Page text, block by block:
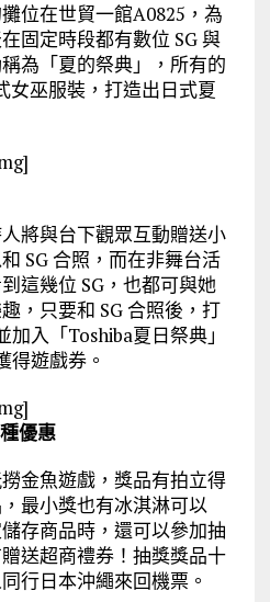
位在世貿一館A0825，為
固定時段都有數位 SG 與
為「夏的祭典」，所有的
女巫服裝，打造出日式夏
將與台下觀眾互動贈送小
SG 合照，而在非舞台活
這幾位 SG，也都可與她
，只要和 SG 合照後，打
入「Toshiba夏日祭典」
得遊戲券。
優惠
金魚遊戲，獎品有拍立得
最小獎也有冰淇淋可以
存商品時，還可以參加抽
送超商禮券！抽獎獎品十
行日本沖繩來回機票。